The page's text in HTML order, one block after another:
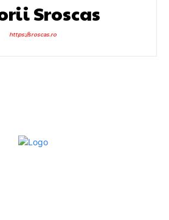
Sroscas
https://sroscas.ro